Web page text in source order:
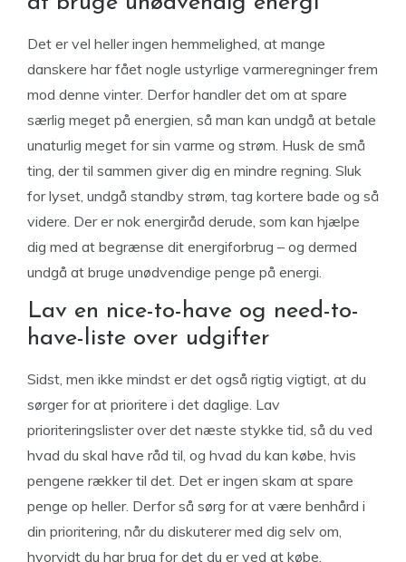
Det er vel heller ingen hemmelighed, at mange
danskere har fået nogle ustyrlige varmeregninger frem
mod denne vinter. Derfor handler det om at spare
særlig meget på energien, så man kan undgå at betale
unaturlig meget for sin varme og strøm. Husk de små
ting, der til sammen giver dig en mindre regning. Sluk
for lyset, undgå standby strøm, tag kortere bade og så
videre. Der er nok energiråd derude, som kan hjælpe
dig med at begrænse dit energiforbrug – og dermed
undgå at bruge unødvendige penge på energi.
Lav en nice-to-have og need-to-
have-liste over udgifter
Sidst, men ikke mindst er det også rigtig vigtigt, at du
sørger for at prioritere i det daglige. Lav
prioriteringslister over det næste stykke tid, så du ved
hvad du skal have råd til, og hvad du kan købe, hvis
pengene rækker til det. Det er ingen skam at spare
penge op heller. Derfor så sørg for at være benhård i
din prioritering, når du diskuterer med dig selv om,
hvorvidt du har brug for det du er ved at købe.